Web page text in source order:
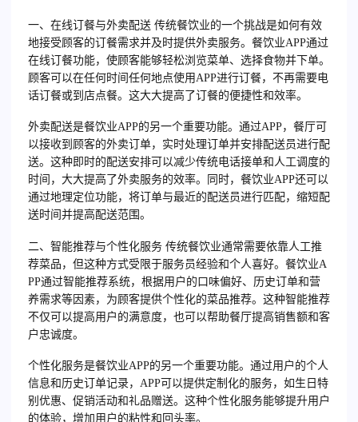
一、在线订餐与外卖配送 传统餐饮业的一个挑战是如何有效
地接受顾客的订餐需求并及时提供外卖服务。餐饮业APP通过
在线订餐功能，使顾客能够轻松浏览菜单、选择食物并下单。
顾客可以在任何时间任何地点使用APP进行订餐，不再需要电
话订餐或到店点餐。这大大提高了订餐的便捷性和效率。
外卖配送是餐饮业APP的另一个重要功能。通过APP，餐厅可
以接收到顾客的外卖订单，实时处理订单并安排配送员进行配
送。这种即时的配送安排可以减少传统电话接单和人工调度的
时间，大大提高了外卖服务的效率。同时，餐饮业APP还可以
通过地理定位功能，将订单与最近的配送员进行匹配，缩短配
送时间并提高配送范围。
二、智能推荐与个性化服务 传统餐饮业通常需要依靠人工推
荐菜品，但这种方式受限于服务员经验和个人喜好。餐饮业A
PP通过智能推荐系统，根据用户的口味偏好、历史订单和营
养需求等因素，为顾客提供个性化的菜品推荐。这种智能推荐
不仅可以提高用户的满意度，也可以帮助餐厅提高销售额和客
户忠诚度。
个性化服务是餐饮业APP的另一个重要功能。通过用户的个人
信息和历史订单记录，APP可以提供定制化的服务，如生日特
别优惠、促销活动和礼品赠送。这种个性化服务能够提升用户
的体验，增加用户的粘性和回头率。